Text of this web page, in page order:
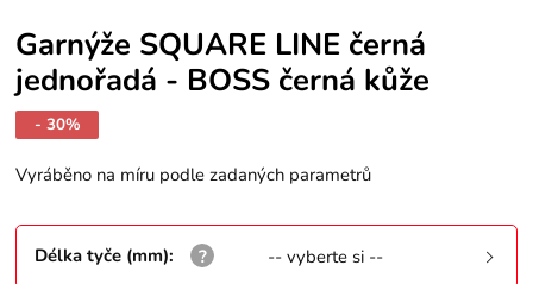
Garnýže SQUARE LINE černá
jednořadá - BOSS černá kůže
- 30%
Vyráběno na míru podle zadaných parametrů
Délka tyče (mm): -- vyberte si --